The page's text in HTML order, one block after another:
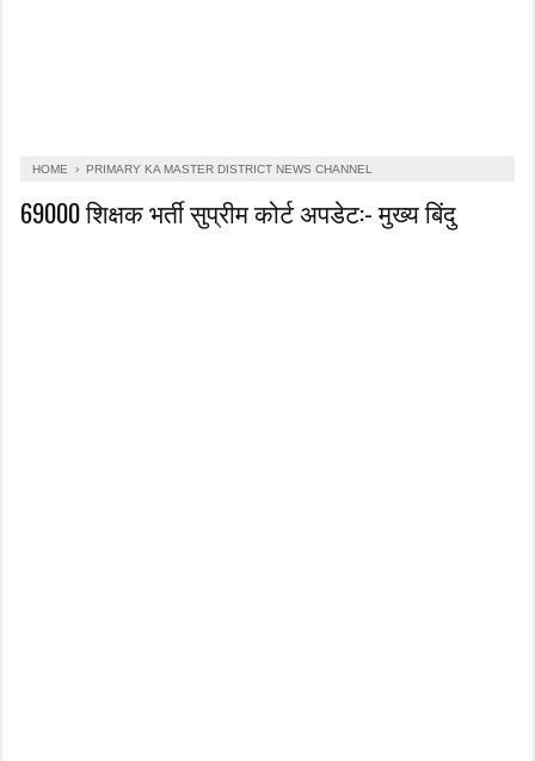
HOME › PRIMARY KA MASTER DISTRICT NEWS CHANNEL
69000 शिक्षक भर्ती सुप्रीम कोर्ट अपडेट:- मुख्य बिंदु